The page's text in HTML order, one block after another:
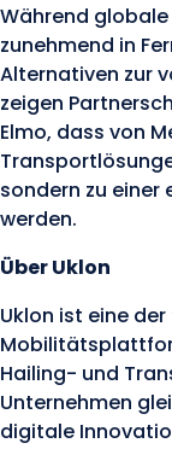
Während
zunehmend in
Alternativen zur
zeigen
Elmo, dass von
sondern zu
werden.
Über Uklon
Uklon ist eine
Hailing- und
Unternehmen
digitale